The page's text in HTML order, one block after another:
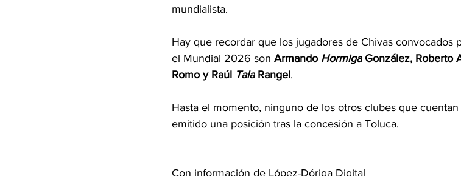
mundialista.
Hay que recordar que los jugadores de Chivas convocados
el Mundial 2026 son Armando Hormiga González, Roberto
Romo y Raúl Tala Rangel.
Hasta el momento, ninguno de los otros clubes que
emitido una posición tras la concesión a Toluca.
Con información de López-Dóriga Digital